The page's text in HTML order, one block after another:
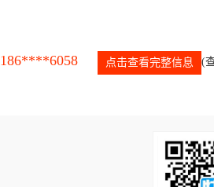
186****6058 点击查看完整信息 (